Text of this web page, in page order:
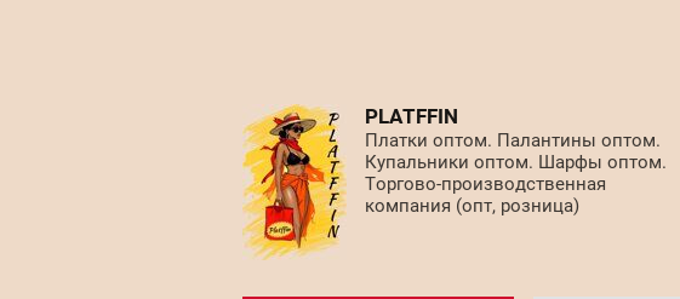
PLATFFIN
Платки оптом. Палантины оптом.
Купальники оптом. Шарфы оптом.
Торгово-производственная
компания (опт, розница)